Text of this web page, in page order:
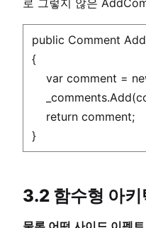
로 그렇지 않은
public Comment
{
var comment =
return comment;
}
3.2 함수형 아